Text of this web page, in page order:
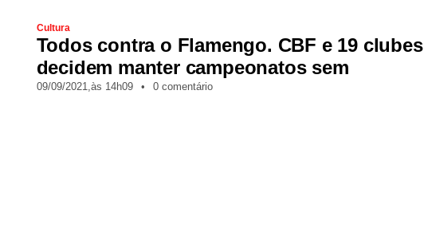
Cultura
Todos contra o Flamengo. CBF e 19 clubes
decidem manter campeonatos sem
09/09/2021,às 14h09 • 0 comentário